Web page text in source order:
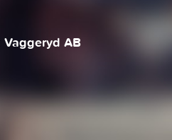
Vaggeryd AB